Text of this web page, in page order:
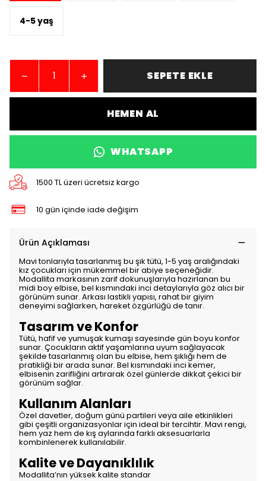
4-5 yaş
SEPETE EKLE
HEMEN AL
WHATSAPP
1500 TL üzeri ücretsiz kargo
10 gün içinde iade değişim
Ürün Açıklaması
Mavi tonlarıyla tasarlanmış bu şık tütü, 1-5 yaş aralığındaki
kız çocukları için mükemmel bir abiye seçeneğidir.
Modallita markasının zarif dokunuşlarıyla hazırlanan bu
midi boy elbise, bel kısmındaki inci detaylarıyla göz alıcı bir
görünüm sunar. Arkası lastikli yapısı, rahat bir giyim
deneyimi sağlarken, hareket özgürlüğü de tanır.
Tasarım ve Konfor
Tütü, hafif ve yumuşak kumaşı sayesinde gün boyu konfor
sunar. Çocukların aktif yaşamlarına uyum sağlayacak
şekilde tasarlanmış olan bu elbise, hem şıklığı hem de
pratikliği bir arada sunar. Bel kısmındaki inci kemer,
elbisenin zarifliğini artırarak özel günlerde dikkat çekici bir
görünüm sağlar.
Kullanım Alanları
Özel davetler, doğum günü partileri veya aile etkinlikleri
gibi çeşitli organizasyonlar için ideal bir tercihtir. Mavi rengi,
hem yaz hem de kış aylarında farklı aksesuarlarla
kombinlenerek kullanılabilir.
Kalite ve Dayanıklılık
Modallita’nın yüksek kalite standar